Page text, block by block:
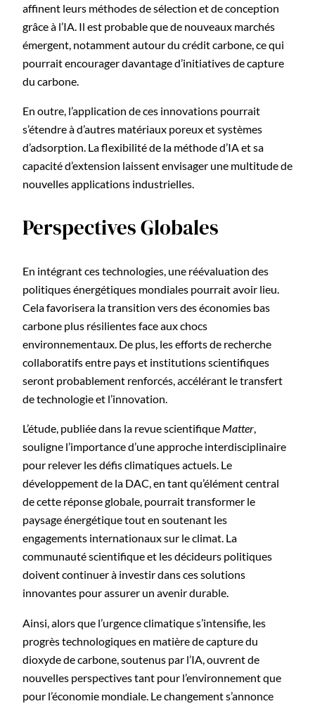
affinent leurs méthodes de sélection et de conception
grâce à l’IA. Il est probable que de nouveaux marchés
émergent, notamment autour du crédit carbone, ce qui
pourrait encourager davantage d’initiatives de capture
du carbone.
En outre, l’application de ces innovations pourrait
s’étendre à d’autres matériaux poreux et systèmes
d’adsorption. La flexibilité de la méthode d’IA et sa
capacité d’extension laissent envisager une multitude de
nouvelles applications industrielles.
Perspectives Globales
En intégrant ces technologies, une réévaluation des
politiques énergétiques mondiales pourrait avoir lieu.
Cela favorisera la transition vers des économies bas
carbone plus résilientes face aux chocs
environnementaux. De plus, les efforts de recherche
collaboratifs entre pays et institutions scientifiques
seront probablement renforcés, accélérant le transfert
de technologie et l’innovation.
L’étude, publiée dans la revue scientifique Matter,
souligne l’importance d’une approche interdisciplinaire
pour relever les défis climatiques actuels. Le
développement de la DAC, en tant qu’élément central
de cette réponse globale, pourrait transformer le
paysage énergétique tout en soutenant les
engagements internationaux sur le climat. La
communauté scientifique et les décideurs politiques
doivent continuer à investir dans ces solutions
innovantes pour assurer un avenir durable.
Ainsi, alors que l’urgence climatique s’intensifie, les
progrès technologiques en matière de capture du
dioxyde de carbone, soutenus par l’IA, ouvrent de
nouvelles perspectives tant pour l’environnement que
pour l’économie mondiale. Le changement s’annonce